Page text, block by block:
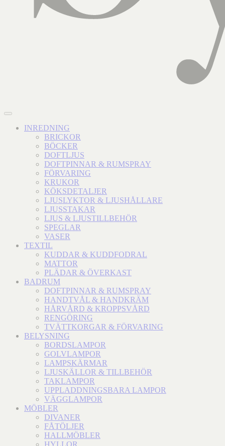
INREDNING
BRICKOR
BÖCKER
DOFTLJUS
DOFTPINNAR & RUMSPRAY
FÖRVARING
KRUKOR
KÖKSDETALJER
LJUSLYKTOR & LJUSHÅLLARE
LJUSSTAKAR
LJUS & LJUSTILLBEHÖR
SPEGLAR
VASER
TEXTIL
KUDDAR & KUDDFODRAL
MATTOR
PLÄDAR & ÖVERKAST
BADRUM
DOFTPINNAR & RUMSPRAY
HANDTVÅL & HANDKRÄM
HÅRVÅRD & KROPPSVÅRD
RENGÖRING
TVÄTTKORGAR & FÖRVARING
BELYSNING
BORDSLAMPOR
GOLVLAMPOR
LAMPSKÄRMAR
LJUSKÄLLOR & TILLBEHÖR
TAKLAMPOR
UPPLADDNINGSBARA LAMPOR
VÄGGLAMPOR
MÖBLER
DIVANER
FÅTÖLJER
HALLMÖBLER
HYLLOR